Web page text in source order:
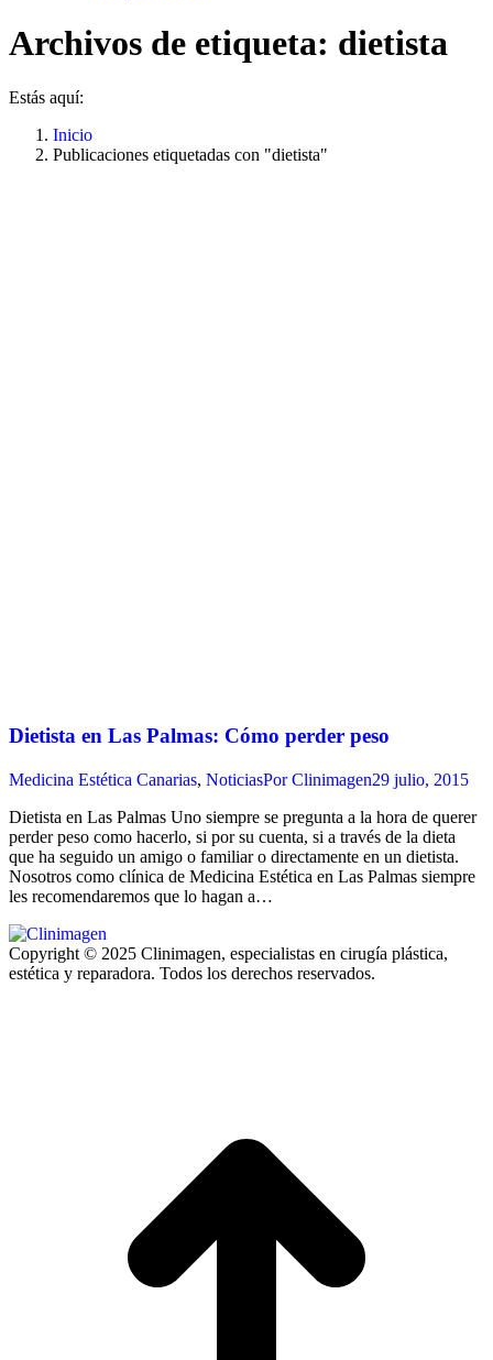
Archivos de etiqueta: dietista
Estás aquí:
Inicio
Publicaciones etiquetadas con "dietista"
Dietista en Las Palmas: Cómo perder peso
Medicina Estética Canarias, NoticiasPorClinimagen29 julio, 2015
Dietista en Las Palmas Uno siempre se pregunta a la hora de querer
perder peso como hacerlo, si por su cuenta, si a través de la dieta
que ha seguido un amigo o familiar o directamente en un dietista.
Nosotros como clínica de Medicina Estética en Las Palmas siempre
les recomendaremos que lo hagan a…
Copyright © 2025 Clinimagen, especialistas en cirugía plástica,
estética y reparadora. Todos los derechos reservados.